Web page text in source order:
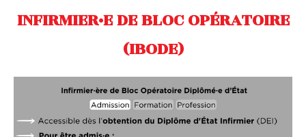
INFIRMIER·E DE BLOC OPÉRATOIRE
(IBODE)